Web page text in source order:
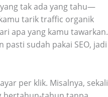
tak ada yang tahu—
tarik traffic organik
apa yang kamu tawarkan.
sudah pakai SEO, jadi
per klik. Misalnya, sekali